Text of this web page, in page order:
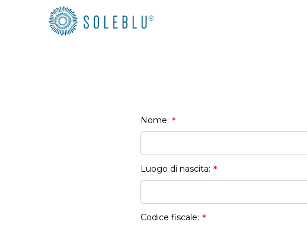
Nome: *
Luogo di nascita: *
Codice fiscale: *